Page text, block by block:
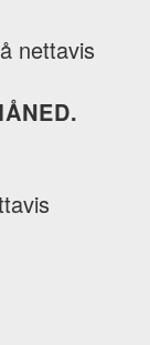
nettavis
FØRSTE MÅNED.